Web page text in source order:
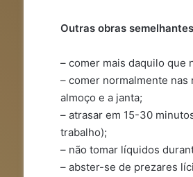
Outras obras
– comer mais daquilo que
– comer normalmente nas
almoço e a janta;
– atrasar em 15-30
trabalho);
– não tomar líquidos
– abster-se de prezares